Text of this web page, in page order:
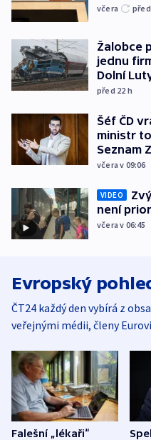
včera před
Žalobce
jednu
Dolní
před 22 h
Šéf ČD
ministr
Seznam
včera v 09:06
VIDEO
není
včera v 06:45
Evropský
ČT24 každý den vybírá z
veřejnými médii, členy
Falešní „lékaři“